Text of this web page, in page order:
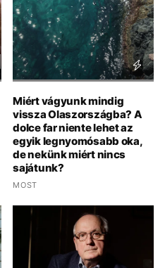
Miért vágyunk mindig
vissza Olaszországba? A
dolce far niente lehet az
egyik legnyomósabb oka,
de nekünk miért nincs
sajátunk?
MOST